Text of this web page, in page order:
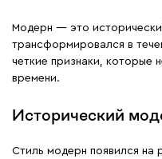
Модерн — это
трансформировался в
четкие признаки, которые
времени.
Исторический
Стиль модерн появился